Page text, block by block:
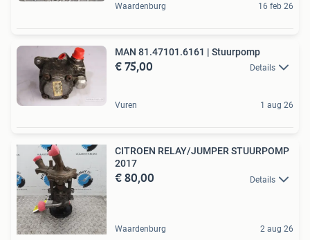
Waardenburg 16 feb 26
MAN 81.47101.6161 | Stuurpomp
€ 75,00 Details
Vuren 1 aug 26
CITROEN RELAY/JUMPER STUURPOMP
2017
€ 80,00 Details
Waardenburg 2 aug 26